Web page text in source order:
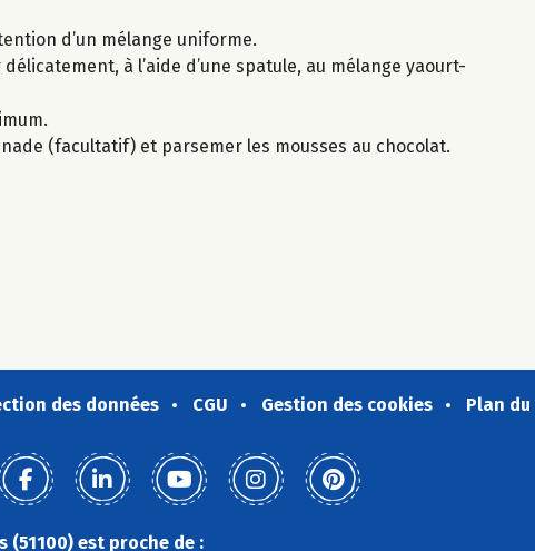
d’un mélange uniforme.
à l’aide d’une spatule, au mélange yaourt-
(facultatif) et parsemer les mousses au chocolat.
des données CGU Gestion des cookies Plan
(51100) est proche de :